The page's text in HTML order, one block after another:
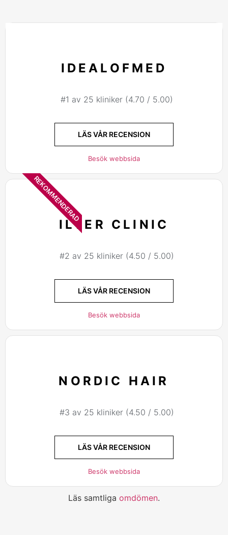
IDEALOFMED
#1 av 25 kliniker (4.70 / 5.00)
LÄS VÅR RECENSION
Besök webbsida
REKOMMENDERAD
ILTER CLINIC
#2 av 25 kliniker (4.50 / 5.00)
LÄS VÅR RECENSION
Besök webbsida
NORDIC HAIR
#3 av 25 kliniker (4.50 / 5.00)
LÄS VÅR RECENSION
Besök webbsida
Läs samtliga omdömen.